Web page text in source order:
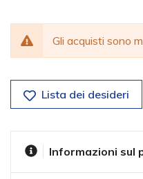
Gli acquisti sono
Lista dei desideri
Informazioni sul